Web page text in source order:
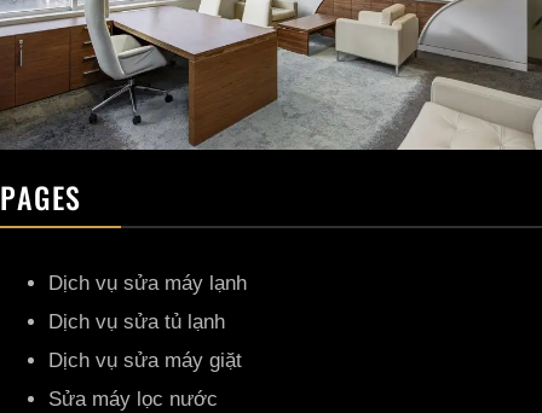
PAGES
Dịch vụ sửa máy lạnh
Dịch vụ sửa tủ lạnh
Dịch vụ sửa máy giặt
Sửa máy lọc nước